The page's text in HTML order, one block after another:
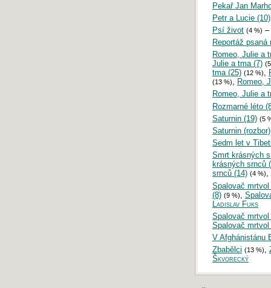
Pekař Jan
Petr a Lucie (10)
Psí život (4 %) –
Reportáž psaná
Romeo, Julie a
Julie a tma (7)
tma (25) (12 %),
(13 %), Romeo,
Romeo, Julie a
Rozmarné léto
Saturnin (19) (5
Saturnin (rozbor)
Sedm let v
Smrt krásných
krásných srnců
srnců (14) (4 %),
Spalovač mrtvol
(8) (9 %)
Ladislav Fuks
Spalovač mrtvol
Spalovač mrtvol
V Afghánistánu
Zbabělci (13 %),
Škvorecký